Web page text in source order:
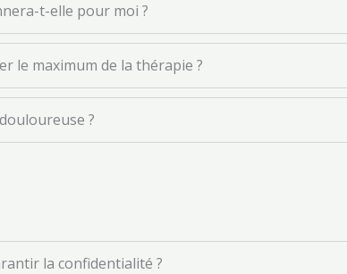
t-elle pour moi ?
le maximum de la thérapie ?
?
la confidentialité ?